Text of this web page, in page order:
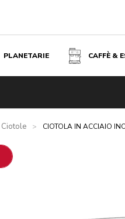
PLANETARIE CAFFÈ &
Ciotole > CIOTOLA IN ACCIAIO